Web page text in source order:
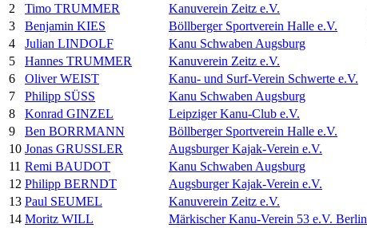
2
Timo TRUMMER Kanuverein Zeitz e.V.
3
Benjamin KIES Böllberger Sportverein Halle e.V.
4
Julian LINDOLF Kanu Schwaben Augsburg
5
Hannes TRUMMER Kanuverein Zeitz e.V.
6
Oliver WEIST Kanu- und Surf-Verein Schwerte e.V.
7
Philipp SÜSS Kanu Schwaben Augsburg
8
Konrad GINZEL Leipziger Kanu-Club e.V.
9
Ben BORRMANN Böllberger Sportverein Halle e.V.
10 Jonas GRUSSLER Augsburger Kajak-Verein e.V.
11 Remi BAUDOT Kanu Schwaben Augsburg
12 Philipp BERNDT Augsburger Kajak-Verein e.V.
13 Paul SEUMEL Kanuverein Zeitz e.V.
14 Moritz WILL Märkischer Kanu-Verein 53 e.V. Berlin